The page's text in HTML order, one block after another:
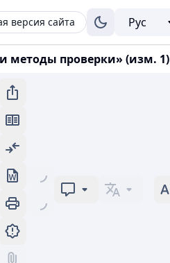
версия сайта
и методы проверки» (изм. 1)